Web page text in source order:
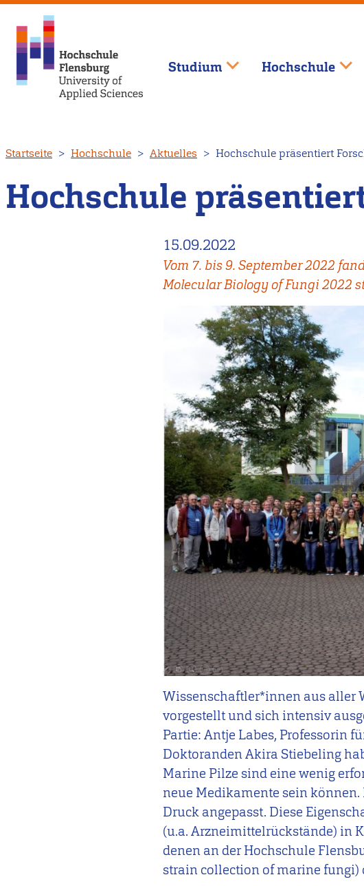
zum
Inhalt
Studium Hochschule
Startseite Hochschule Aktuelles Hochschule präsentiert
Hochschule
15.09.2022
Vom 7. bis 9. September 2022
Molecular Biology of Fungi 2022
Wissenschaftler*innen aus aller
vorgestellt und sich intensiv
Partie: Antje Labes, Professorin
Doktoranden Akira Stiebeling
Marine Pilze sind eine wenig
neue Medikamente sein
Druck angepasst. Diese
(u.a. Arzneimittelrückstände) in
denen an der Hochschule
strain collection of marine fungi)